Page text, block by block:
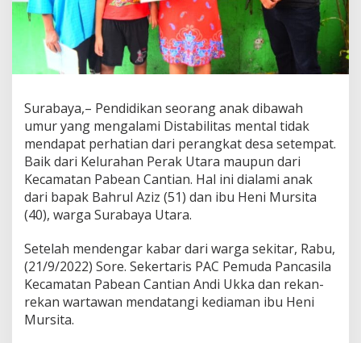
b
i
l
i
,
A
n
a
k
A
s
a
u
r
a
b
Surabaya,– Pendidikan seorang anak dibawah
umur yang mengalami Distabilitas mental tidak
mendapat perhatian dari perangkat desa setempat.
Baik dari Kelurahan Perak Utara maupun dari
Kecamatan Pabean Cantian. Hal ini dialami anak
dari bapak Bahrul Aziz (51) dan ibu Heni Mursita
(40), warga Surabaya Utara.
Setelah mendengar kabar dari warga sekitar, Rabu,
(21/9/2022) Sore. Sekertaris PAC Pemuda Pancasila
Kecamatan Pabean Cantian Andi Ukka dan rekan-
rekan wartawan mendatangi kediaman ibu Heni
Mursita.